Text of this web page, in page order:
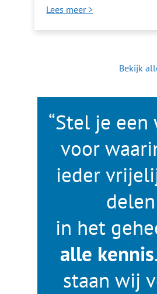
Lees meer >
Bekijk
“Stel je een
voor
ieder
delen
in het
alle kennis
staan wij